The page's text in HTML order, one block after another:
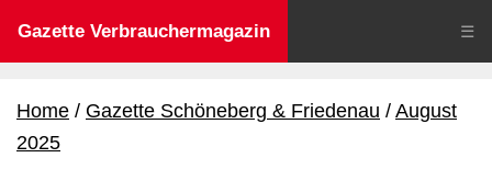
Gazette Verbrauchermagazin ☰
Home Gazette Schöneberg & Friedenau
August
2025